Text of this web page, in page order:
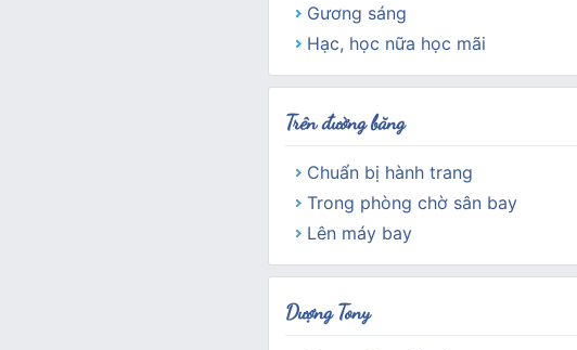
Gương sáng
Hạc, học nữa học mãi
Trên đường băng
Chuẩn bị hành trang
Trong phòng chờ sân bay
Lên máy bay
Dượng Tony